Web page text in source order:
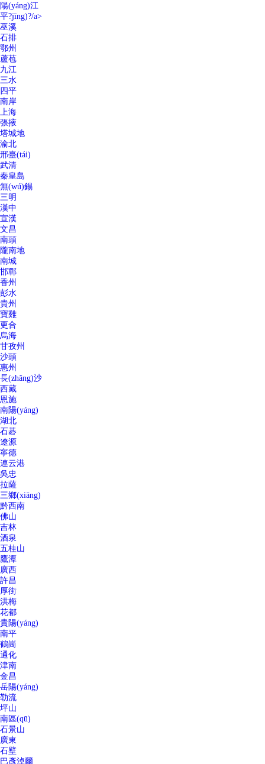
陽(yáng)江
平?jīng)?/a>
巫溪
石排
鄂州
蘆苞
九江
三水
四平
南岸
上海
張掖
塔城地
渝北
邢臺(tái)
武清
秦皇島
無(wú)錫
三明
漢中
宣漢
文昌
南頭
隴南地
南城
邯鄲
香州
彭水
貴州
寶雞
更合
烏海
甘孜州
沙頭
惠州
長(zhǎng)沙
西藏
恩施
南陽(yáng)
湖北
石碁
遼源
寧德
連云港
吳忠
拉薩
三鄉(xiāng)
黔西南
佛山
吉林
酒泉
五桂山
鷹潭
廣西
許昌
厚街
洪梅
花都
貴陽(yáng)
南平
鶴崗
通化
津南
金昌
岳陽(yáng)
勒流
坪山
南區(qū)
石景山
廣東
石壁
巴彥淖爾